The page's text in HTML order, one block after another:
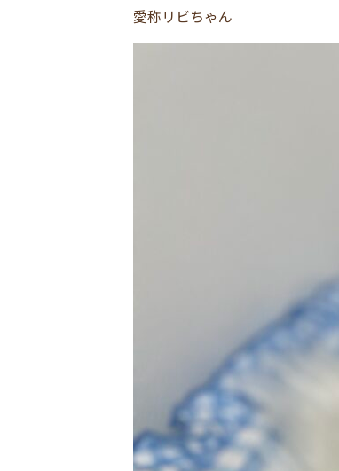
愛称リビちゃん